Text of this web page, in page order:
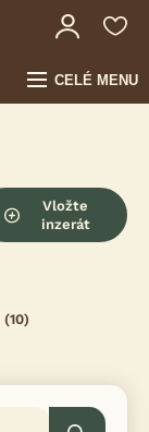
CELÉ MENU
Vložte
inzerát
(10)